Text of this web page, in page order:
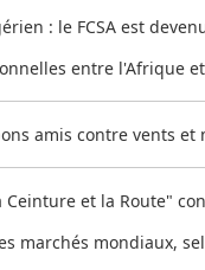
: le FCSA est
entre l'Afrique
amis contre vents et
Ceinture et la Route"
marchés mondiaux,